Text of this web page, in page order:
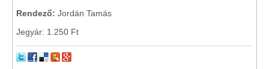
Rendező: Jordán Tamás
Jegyár: 1.250 Ft